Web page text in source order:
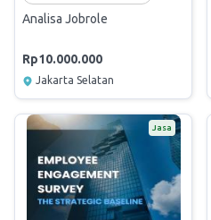
Analisa Jobrole
Rp10.000.000
Jakarta Selatan
Jasa